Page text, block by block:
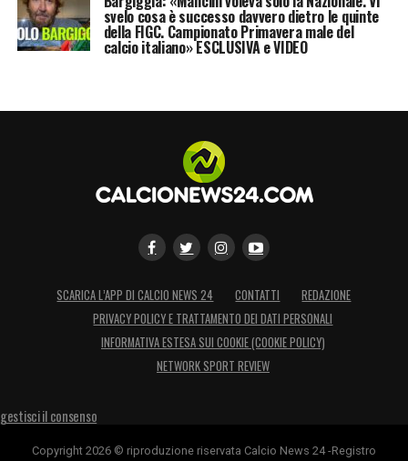
svelo cosa è successo davvero dietro le quinte
della FIGC. Campionato Primavera male del
calcio italiano» ESCLUSIVA e VIDEO
SCARICA L’APP DI CALCIO NEWS 24 CONTATTI
REDAZIONE
PRIVACY POLICY E TRATTAMENTO DEI DATI PERSONALI
INFORMATIVA ESTESA SUI COOKIE (COOKIE POLICY)
NETWORK SPORT REVIEW
gestisci il consenso
Copyright 2026 © riproduzione riservata Calcio News 24 -Registro